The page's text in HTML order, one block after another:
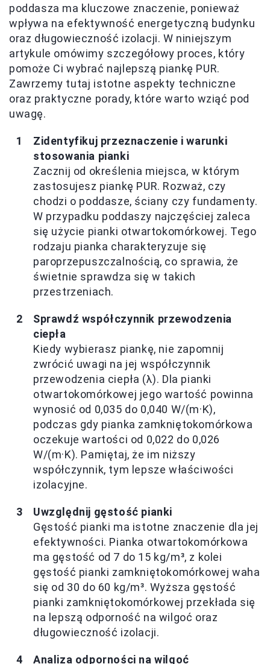
poddasza ma kluczowe znaczenie, ponieważ
wpływa na efektywność energetyczną budynku
oraz długowieczność izolacji. W niniejszym
artykule omówimy szczegółowy proces, który
pomoże Ci wybrać najlepszą piankę PUR.
Zawrzemy tutaj istotne aspekty techniczne
oraz praktyczne porady, które warto wziąć pod
uwagę.
Zidentyfikuj przeznaczenie i warunki
stosowania pianki
Zacznij od określenia miejsca, w którym
zastosujesz piankę PUR. Rozważ, czy
chodzi o poddasze, ściany czy fundamenty.
W przypadku poddaszy najczęściej zaleca
się użycie pianki otwartokomórkowej. Tego
rodzaju pianka charakteryzuje się
paroprzepuszczalnością, co sprawia, że
świetnie sprawdza się w takich
przestrzeniach.
Sprawdź współczynnik przewodzenia
ciepła
Kiedy wybierasz piankę, nie zapomnij
zwrócić uwagi na jej współczynnik
przewodzenia ciepła (λ). Dla pianki
otwartokomórkowej jego wartość powinna
wynosić od 0,035 do 0,040 W/(m·K),
podczas gdy pianka zamkniętokomórkowa
oczekuje wartości od 0,022 do 0,026
W/(m·K). Pamiętaj, że im niższy
współczynnik, tym lepsze właściwości
izolacyjne.
Uwzględnij gęstość pianki
Gęstość pianki ma istotne znaczenie dla jej
efektywności. Pianka otwartokomórkowa
ma gęstość od 7 do 15 kg/m³, z kolei
gęstość pianki zamkniętokomórkowej waha
się od 30 do 60 kg/m³. Wyższa gęstość
pianki zamkniętokomórkowej przekłada się
na lepszą odporność na wilgoć oraz
długowieczność izolacji.
Analiza odporności na wilgoć